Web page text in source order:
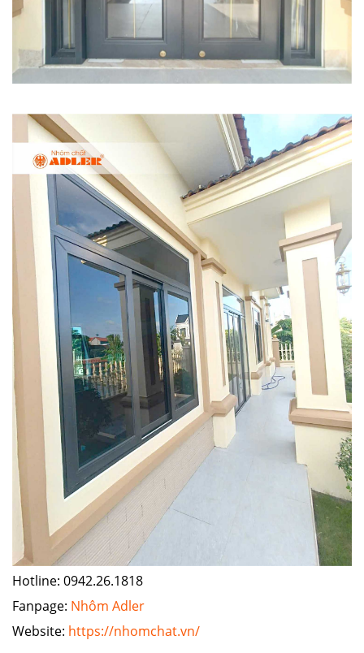
Hotline: 0942.26.1818
Fanpage: Nhôm Adler
Website: https://nhomchat.vn/